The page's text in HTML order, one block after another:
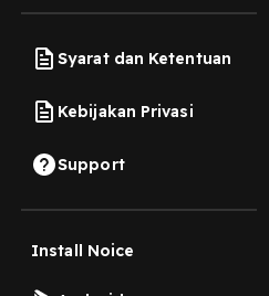
Syarat dan Ketentuan
Kebijakan Privasi
Support
Install Noice